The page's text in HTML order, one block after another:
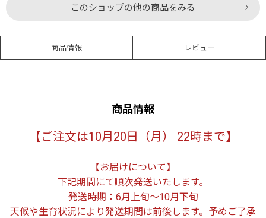
このショップの他の商品をみる
商品情報 レビュー
商品情報
【ご注文は10月20日（月） 22時まで】
【お届けについて】
下記期間にて順次発送いたします。
発送時期：6月上旬～10月下旬
天候や生育状況により発送期間は前後します。予めご了承